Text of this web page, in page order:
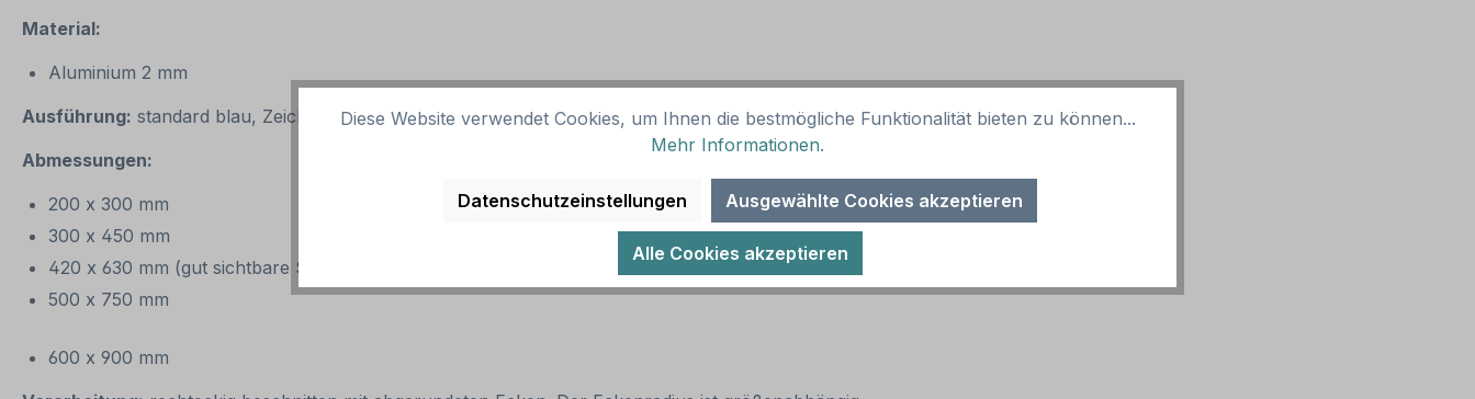
Material:
Aluminium 2 mm
Ausführung: standard blau, Zeichen, Piktogramm weiß. Alternative Ausführungen sind möglich.
Abmessungen:
200 x 300 mm
300 x 450 mm
420 x 630 mm (gut sichtbare Standardgröße – wird empfohlen)
500 x 750 mm
600 x 900 mm
Diese Website verwendet Cookies, um Ihnen die bestmögliche Funktionalität bieten zu können...
Mehr Informationen.
Datenschutzeinstellungen Ausgewählte Cookies akzeptieren
Alle Cookies akzeptieren